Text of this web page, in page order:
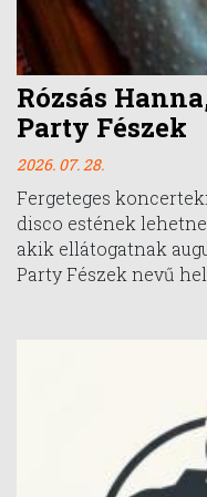
Rózsás
Party Fészek
2026. 07. 28.
Fergeteges
disco estének
akik ellátogatnak
Party Fészek nevű